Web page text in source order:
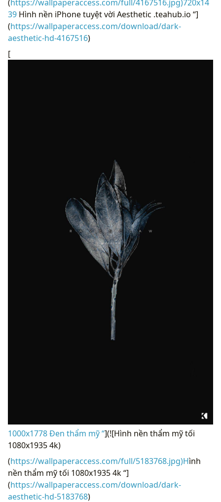
(https://wallpaperaccess.com/full/4167516.jpg)720x14
39 Hình nền iPhone tuyệt vời Aesthetic .teahub.io “]
(https://wallpaperaccess.com/download/dark-
aesthetic-hd-4167516)
[
1000x1778 Đen thẩm mỹ “](![Hình nền thẩm mỹ tối
1080x1935 4k)
(https://wallpaperaccess.com/full/5183768.jpg)Hình
nền thẩm mỹ tối 1080x1935 4k “]
(https://wallpaperaccess.com/download/dark-
aesthetic-hd-5183768)